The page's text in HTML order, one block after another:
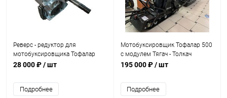
Реверс - редуктор для
мотобуксировщика Тофалар
28 000 ₽/ шт
Подробнее
Мотобуксировщик Тофалар 500
с модулем Тягач - Толкач
стандарт. 20 л.с.. с реверсом. с
195 000 ₽/ шт
Подробнее